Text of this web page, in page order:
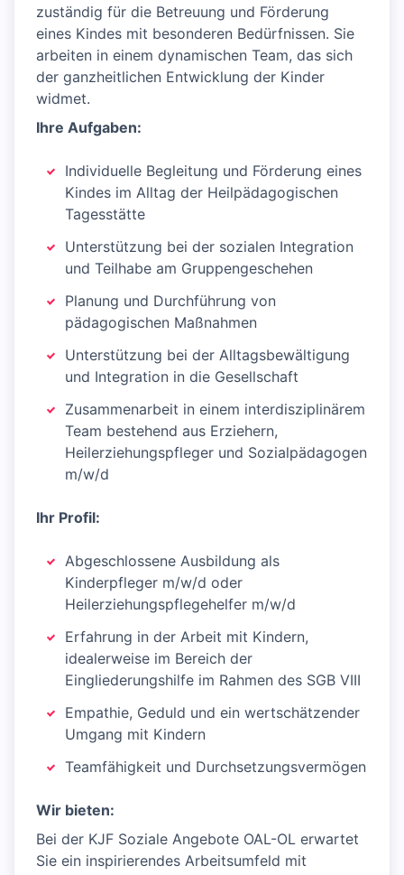
zuständig für die Betreuung und Förderung
eines Kindes mit besonderen Bedürfnissen. Sie
arbeiten in einem dynamischen Team, das sich
der ganzheitlichen Entwicklung der Kinder
widmet.
Ihre Aufgaben:
Individuelle Begleitung und Förderung eines
Kindes im Alltag der Heilpädagogischen
Tagesstätte
Unterstützung bei der sozialen Integration
und Teilhabe am Gruppengeschehen
Planung und Durchführung von
pädagogischen Maßnahmen
Unterstützung bei der Alltagsbewältigung
und Integration in die Gesellschaft
Zusammenarbeit in einem interdisziplinärem
Team bestehend aus Erziehern,
Heilerziehungspfleger und Sozialpädagogen
m/w/d
Ihr Profil:
Abgeschlossene Ausbildung als
Kinderpfleger m/w/d oder
Heilerziehungspflegehelfer m/w/d
Erfahrung in der Arbeit mit Kindern,
idealerweise im Bereich der
Eingliederungshilfe im Rahmen des SGB VIII
Empathie, Geduld und ein wertschätzender
Umgang mit Kindern
Teamfähigkeit und Durchsetzungsvermögen
Wir bieten:
Bei der KJF Soziale Angebote OAL-OL erwartet
Sie ein inspirierendes Arbeitsumfeld mit